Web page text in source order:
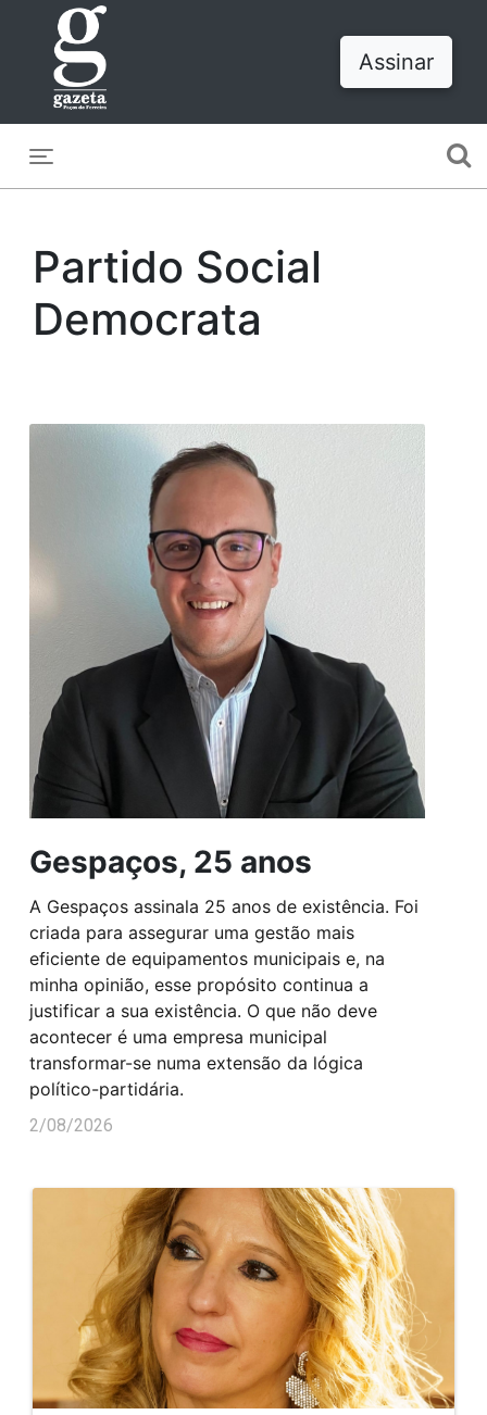
Assinar
Partido Social
Democrata
Gespaços, 25 anos
A Gespaços assinala 25 anos de existência. Foi
criada para assegurar uma gestão mais
eficiente de equipamentos municipais e, na
minha opinião, esse propósito continua a
justificar a sua existência. O que não deve
acontecer é uma empresa municipal
transformar-se numa extensão da lógica
político-partidária.
2/08/2026